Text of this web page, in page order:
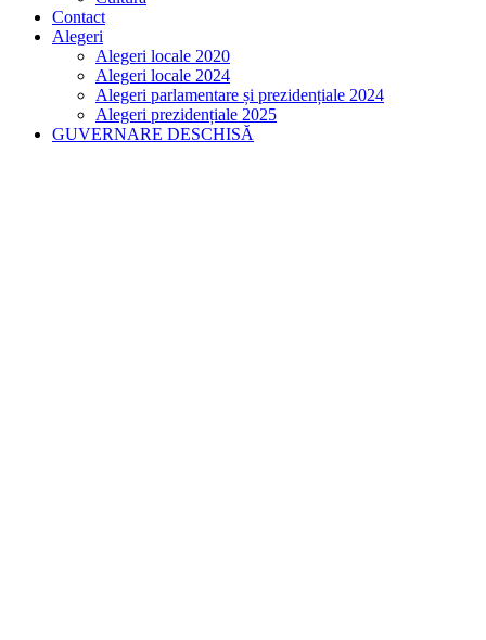
Contact
Alegeri
Alegeri locale 2020
Alegeri locale 2024
Alegeri parlamentare și prezidențiale 2024
Alegeri prezidențiale 2025
GUVERNARE DESCHISĂ